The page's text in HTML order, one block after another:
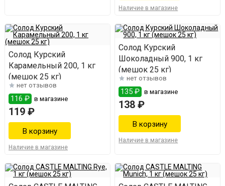
Наличие в магазине
Солод Курский
Карамельный 200, 1 кг
(мешок 25 кг)
нет отзывов
116 ₽ в магазине
119 ₽
Наличие в магазине
Солод Курский
Шоколадный 900, 1 кг
(мешок 25 кг)
нет отзывов
135 ₽ в магазине
138 ₽
Наличие в магазине